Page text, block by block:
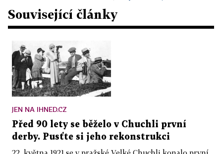
Související články
JEN NA IHNED.CZ
Před 90 lety se běželo v Chuchli první
derby. Pusťte si jeho rekonstrukci